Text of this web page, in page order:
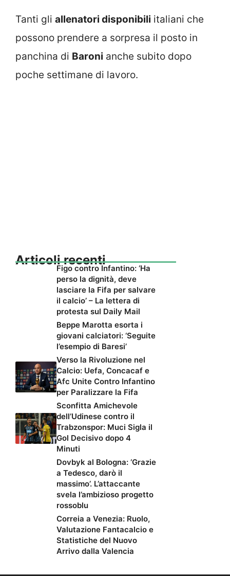
Tanti gli allenatori disponibili italiani che
possono prendere a sorpresa il posto in
panchina di Baroni anche subito dopo
poche settimane di lavoro.
Articoli recenti
Figo contro Infantino: ‘Ha
perso la dignità, deve
lasciare la Fifa per salvare
il calcio’ – La lettera di
protesta sul Daily Mail
Beppe Marotta esorta i
giovani calciatori: ‘Seguite
l’esempio di Baresi’
Verso la Rivoluzione nel
Calcio: Uefa, Concacaf e
Afc Unite Contro Infantino
per Paralizzare la Fifa
Sconfitta Amichevole
dell’Udinese contro il
Trabzonspor: Muci Sigla il
Gol Decisivo dopo 4
Minuti
Dovbyk al Bologna: ‘Grazie
a Tedesco, darò il
massimo’. L’attaccante
svela l’ambizioso progetto
rossoblu
Correia a Venezia: Ruolo,
Valutazione Fantacalcio e
Statistiche del Nuovo
Arrivo dalla Valencia